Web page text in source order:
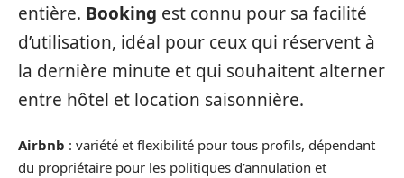
entière. Booking est connu pour sa facilité
d’utilisation, idéal pour ceux qui réservent à
la dernière minute et qui souhaitent alterner
entre hôtel et location saisonnière.
Airbnb : variété et flexibilité pour tous profils, dépendant
du propriétaire pour les politiques d’annulation et